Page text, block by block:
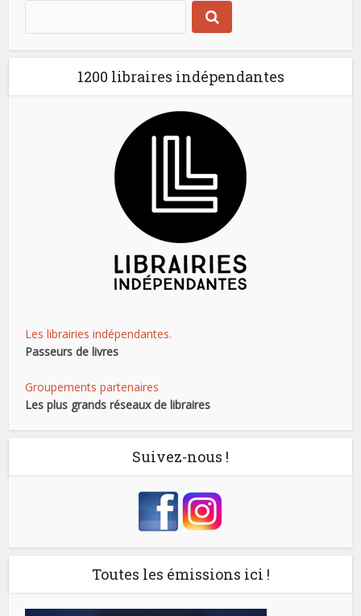
1200 libraires indépendantes
Les librairies indépendantes.
Passeurs de livres
Groupements partenaires
Les plus grands réseaux de libraires
Suivez-nous !
Toutes les émissions ici !